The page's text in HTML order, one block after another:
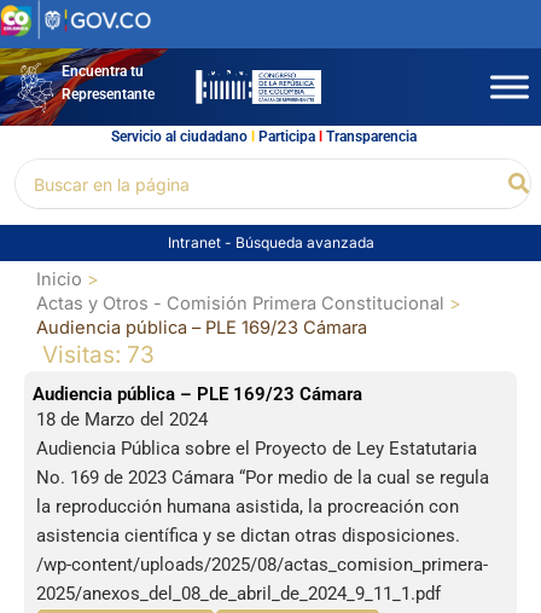
Ir
al
contenidoEncuentra tu
Representante
Servicio al ciudadano l Participal Transparencia
por:
Intranet - Búsqueda avanzada
Inicio
Actas y Otros - Comisión Primera Constitucional
Audiencia pública – PLE 169/23 Cámara
Visitas: 73
Audiencia pública – PLE 169/23 Cámara
18 de Marzo del 2024
Audiencia Pública sobre el Proyecto de Ley Estatutaria
No. 169 de 2023 Cámara “Por medio de la cual se regula
la reproducción humana asistida, la procreación con
asistencia científica y se dictan otras disposiciones.
/wp-content/uploads/2025/08/actas_comision_primera-
2025/anexos_del_08_de_abril_de_2024_9_11_1.pdf